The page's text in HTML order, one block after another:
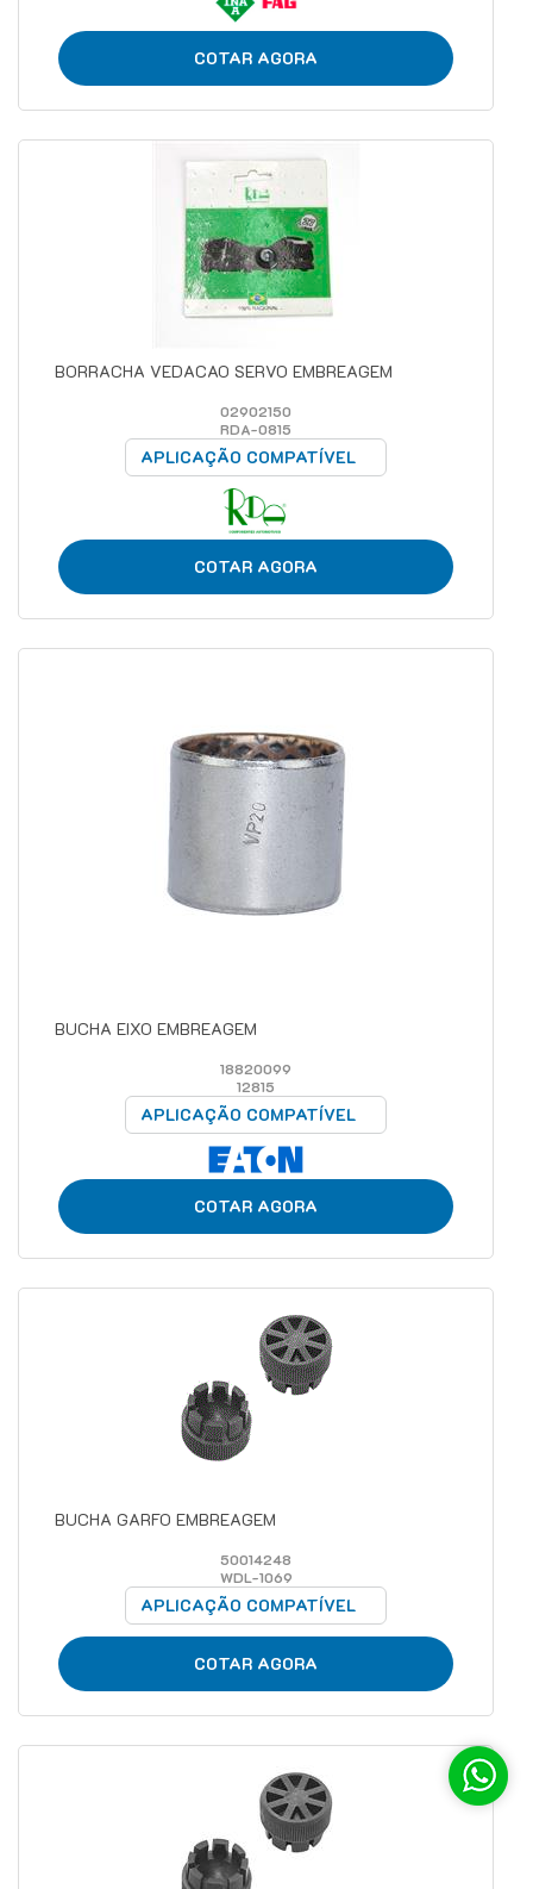
COTAR AGORA
BORRACHA VEDACAO SERVO EMBREAGEM
02902150
RDA-0815
APLICAÇÃO COMPATÍVEL
COTAR AGORA
BUCHA EIXO EMBREAGEM
18820099
12815
APLICAÇÃO COMPATÍVEL
COTAR AGORA
BUCHA GARFO EMBREAGEM
50014248
WDL-1069
APLICAÇÃO COMPATÍVEL
COTAR AGORA